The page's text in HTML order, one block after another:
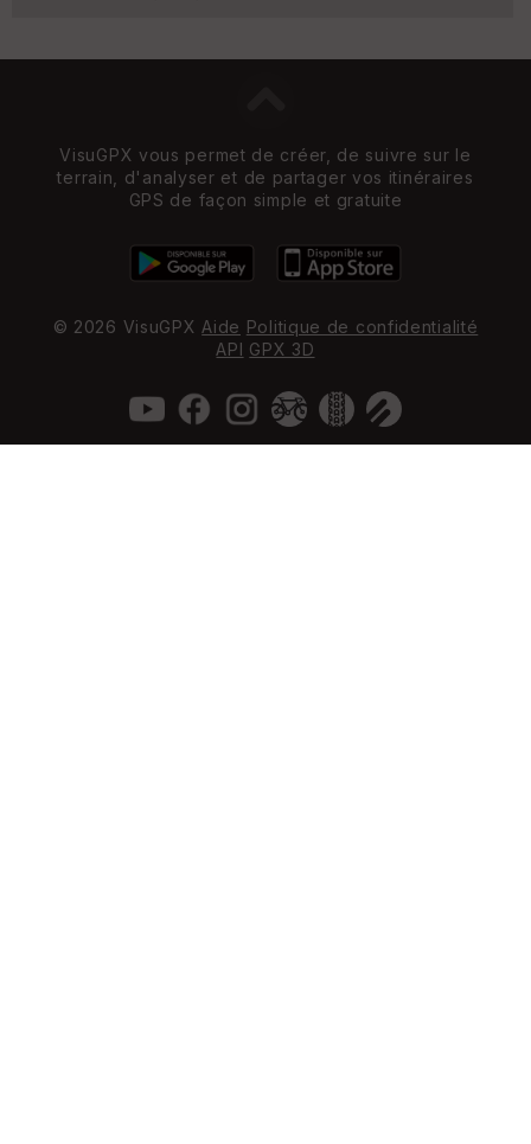
VisuGPX vous permet de créer, de suivre sur le
terrain, d'analyser et de partager vos itinéraires
GPS de façon simple et gratuite
© 2026 VisuGPX Aide Politique de confidentialité
API GPX 3D